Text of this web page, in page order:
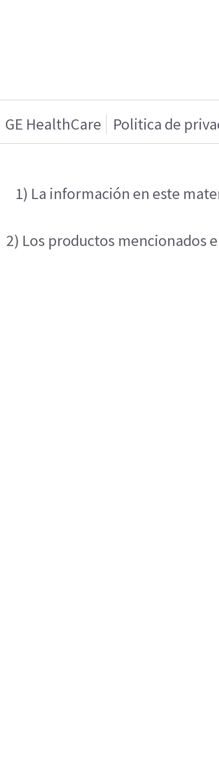
GE HealthCare Politica de
1) La información en este
2) Los productos mencionados